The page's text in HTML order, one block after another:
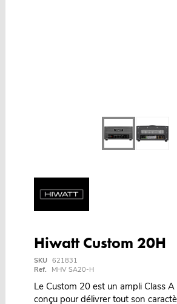
Hiwatt Custom 20H
SKU 621831
Ref.
MHV SA20-H
Le Custom 20 est un ampli Class A
conçu pour délivrer tout son